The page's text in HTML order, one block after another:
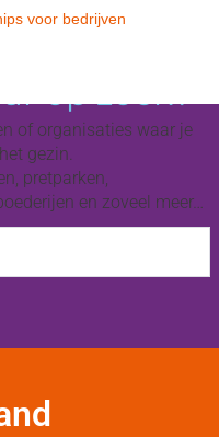
voor bedrijven
op zoek?
of organisaties waar je
gezin.
pretparken,
en zoveel meer…